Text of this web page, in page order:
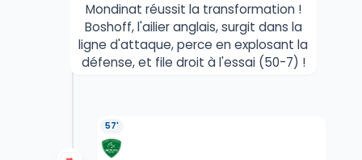
Mondinat réussit la transformation !
Boshoff, l'ailier anglais, surgit dans la
ligne d'attaque, perce en explosant la
défense, et file droit à l'essai (50-7) !
57'